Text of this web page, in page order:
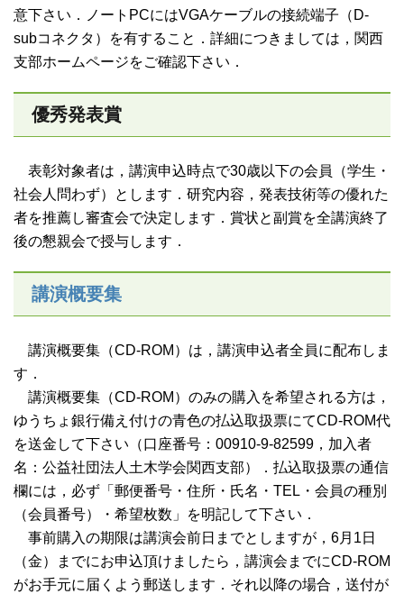
意下さい．ノートPCにはVGAケーブルの接続端子（D-
subコネクタ）を有すること．詳細につきましては，関西
支部ホームページをご確認下さい．
優秀発表賞
表彰対象者は，講演申込時点で30歳以下の会員（学生・
社会人問わず）とします．研究内容，発表技術等の優れた
者を推薦し審査会で決定します．賞状と副賞を全講演終了
後の懇親会で授与します．
講演概要集
講演概要集（CD-ROM）は，講演申込者全員に配布しま
す．
講演概要集（CD-ROM）のみの購入を希望される方は，
ゆうちょ銀行備え付けの青色の払込取扱票にてCD-ROM代
を送金して下さい（口座番号：00910-9-82599，加入者
名：公益社団法人土木学会関西支部）．払込取扱票の通信
欄には，必ず「郵便番号・住所・氏名・TEL・会員の種別
（会員番号）・希望枚数」を明記して下さい．
事前購入の期限は講演会前日までとしますが，6月1日
（金）までにお申込頂けましたら，講演会までにCD-ROM
がお手元に届くよう郵送します．それ以降の場合，送付が